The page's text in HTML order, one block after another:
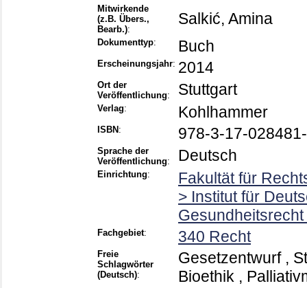
Mitwirkende
(z.B. Übers.,
Bearb.):
Salkić, Amina
Dokumenttyp: Buch
Erscheinungsjahr: 2014
Ort der
Veröffentlichung: Stuttgart
Verlag: Kohlhammer
ISBN : 978-3-17-
Sprache der
Veröffentlichung: Deutsch
Einrichtung:
Fakultät für
> Institut für
Fachgebiet: 340 Recht
Freie
Schlagwörter
(Deutsch):
Gesetzentwurf ,
Bioethik ,